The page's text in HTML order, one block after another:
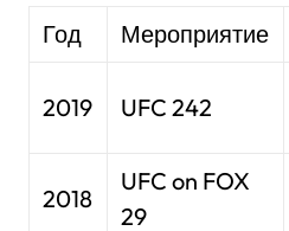
Год Мероприятие
2019 UFC 242
2018
UFC on FOX
29